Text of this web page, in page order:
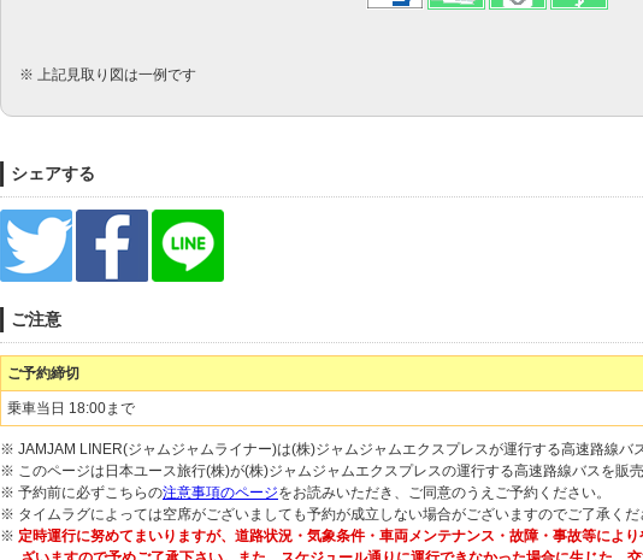
※ 上記見取り図は一例です
シェアする
ご注意
ご予約締切
乗車当日 18:00まで
※ JAMJAM LINER(ジャムジャムライナー)は(株)ジャムジャムエクスプレスが運行する高速路線バ
※ このページは日本ユース旅行(株)が(株)ジャムジャムエクスプレスの運行する高速路線バスを販
※ 予約前に必ずこちらの注意事項のページをお読みいただき、ご同意のうえご予約ください。
※ タイムラグによっては空席がございましても予約が成立しない場合がございますのでご了承くだ
※ 定時運行に努めてまいりますが、道路状況・気象条件・車両メンテナンス・故障・事故等によ